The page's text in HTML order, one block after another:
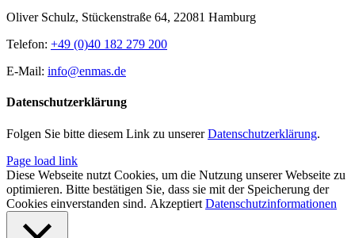
Oliver Schulz, Stückenstraße 64, 22081 Hamburg
Telefon: +49 (0)40 182 279 200
E-Mail: info@enmas.de
Datenschutzerklärung
Folgen Sie bitte diesem Link zu unsererDatenschutzerklärung.
Page load link
Diese Webseite nutzt Cookies, um die Nutzung unserer Webseite zu
optimieren. Bitte bestätigen Sie, dass sie mit der Speicherung der
Cookies einverstanden sind. Akzeptiert Datenschutzinformationen